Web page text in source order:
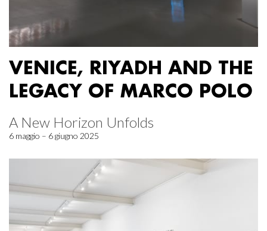
VENICE, RIYADH AND THE
LEGACY OF MARCO POLO
A New Horizon Unfolds
6 maggio – 6 giugno 2025